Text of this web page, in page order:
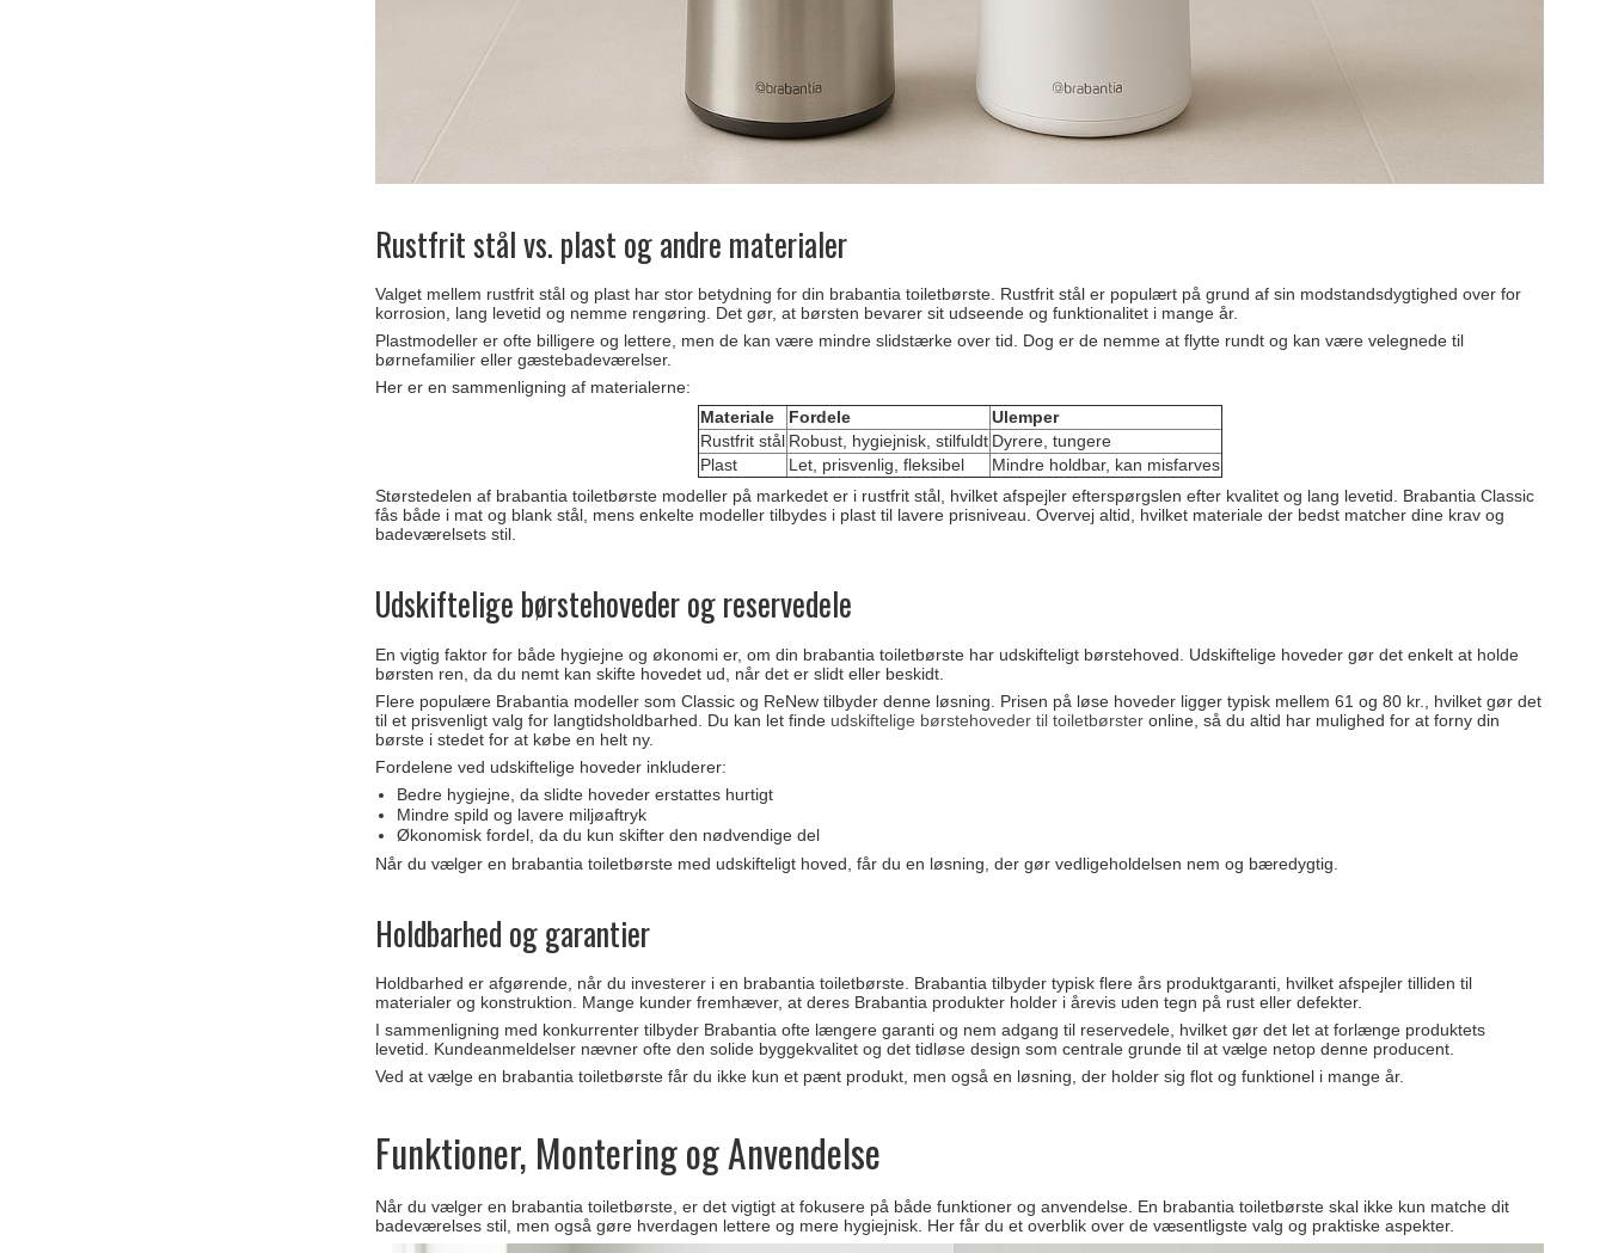
Rustfrit stål vs. plast og andre materialer
Valget mellem rustfrit stål og plast har stor betydning for din brabantia toiletbørste. Rustfrit stål er populært på grund af sin modstandsdygtighed over for
korrosion, lang levetid og nemme rengøring. Det gør, at børsten bevarer sit udseende og funktionalitet i mange år.
Plastmodeller er ofte billigere og lettere, men de kan være mindre slidstærke over tid. Dog er de nemme at flytte rundt og kan være velegnede til
børnefamilier eller gæstebadeværelser.
Her er en sammenligning af materialerne:
Materiale
Fordele
Ulemper
Rustfrit stål Robust, hygiejnisk, stilfuldt Dyrere, tungere
Plast
Let, prisvenlig, fleksibel
Mindre holdbar, kan misfarves
Størstedelen af brabantia toiletbørste modeller på markedet er i rustfrit stål, hvilket afspejler efterspørgslen efter kvalitet og lang levetid. Brabantia Classic
fås både i mat og blank stål, mens enkelte modeller tilbydes i plast til lavere prisniveau. Overvej altid, hvilket materiale der bedst matcher dine krav og
badeværelsets stil.
Udskiftelige børstehoveder og reservedele
En vigtig faktor for både hygiejne og økonomi er, om din brabantia toiletbørste har udskifteligt børstehoved. Udskiftelige hoveder gør det enkelt at holde
børsten ren, da du nemt kan skifte hovedet ud, når det er slidt eller beskidt.
Flere populære Brabantia modeller som Classic og ReNew tilbyder denne løsning. Prisen på løse hoveder ligger typisk mellem 61 og 80 kr., hvilket gør det
til et prisvenligt valg for langtidsholdbarhed. Du kan let finde udskiftelige børstehoveder til toiletbørster online, så du altid har mulighed for at forny din
børste i stedet for at købe en helt ny.
Fordelene ved udskiftelige hoveder inkluderer:
Bedre hygiejne, da slidte hoveder erstattes hurtigt
Mindre spild og lavere miljøaftryk
Økonomisk fordel, da du kun skifter den nødvendige del
Når du vælger en brabantia toiletbørste med udskifteligt hoved, får du en løsning, der gør vedligeholdelsen nem og bæredygtig.
Holdbarhed og garantier
Holdbarhed er afgørende, når du investerer i en brabantia toiletbørste. Brabantia tilbyder typisk flere års produktgaranti, hvilket afspejler tilliden til
materialer og konstruktion. Mange kunder fremhæver, at deres Brabantia produkter holder i årevis uden tegn på rust eller defekter.
I sammenligning med konkurrenter tilbyder Brabantia ofte længere garanti og nem adgang til reservedele, hvilket gør det let at forlænge produktets
levetid. Kundeanmeldelser nævner ofte den solide byggekvalitet og det tidløse design som centrale grunde til at vælge netop denne producent.
Ved at vælge en brabantia toiletbørste får du ikke kun et pænt produkt, men også en løsning, der holder sig flot og funktionel i mange år.
Funktioner, Montering og Anvendelse
Når du vælger en brabantia toiletbørste, er det vigtigt at fokusere på både funktioner og anvendelse. En brabantia toiletbørste skal ikke kun matche dit
badeværelses stil, men også gøre hverdagen lettere og mere hygiejnisk. Her får du et overblik over de væsentligste valg og praktiske aspekter.